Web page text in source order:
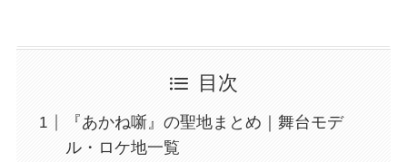
目次
『あかね噺』の聖地まとめ｜舞台モデ
ル・ロケ地一覧